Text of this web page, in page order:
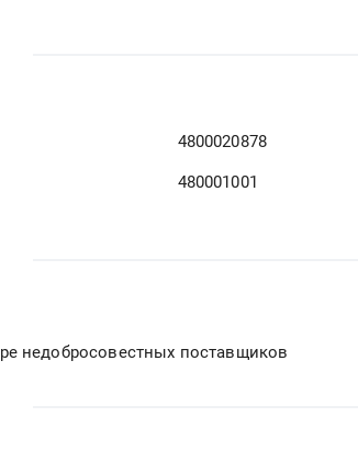
4800020878
480001001
недобросовестных поставщиков